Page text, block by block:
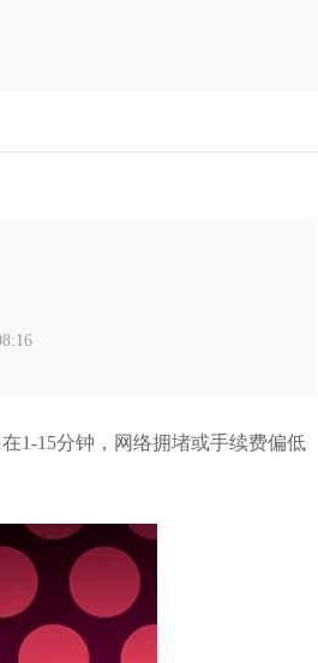
1-15分钟，网络拥堵或手续费偏低